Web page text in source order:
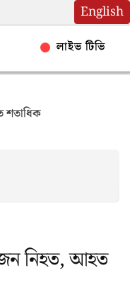
English
লাইভ টিভি
শতাধিক
নিহত, আহত